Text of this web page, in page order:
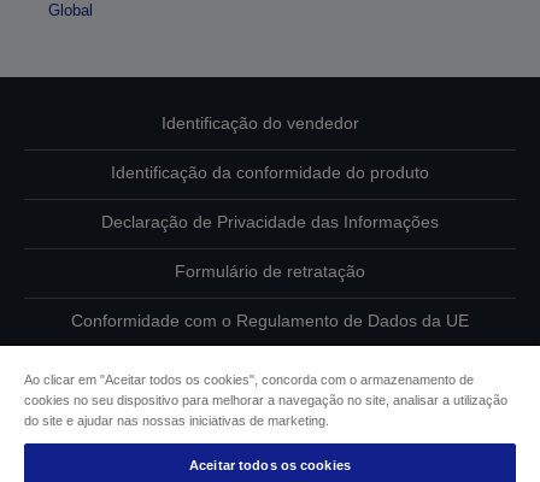
Global
Identificação do vendedor
Identificação da conformidade do produto
Declaração de Privacidade das Informações
Formulário de retratação
Conformidade com o Regulamento de Dados da UE
Informações sobre cookies
Compromisso da Epson para com a acessibilidade
Ao clicar em "Aceitar todos os cookies", concorda com o armazenamento de
cookies no seu dispositivo para melhorar a navegação no site, analisar a utilização
do site e ajudar nas nossas iniciativas de marketing.
Aceitar todos os cookies